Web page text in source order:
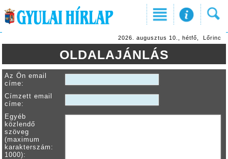
2026. augusztus 10., hétfő, Lőrinc
OLDALAJÁNLÁS
Az Ön email
címe:
Címzett email
címe:
Egyéb
közlendő
szöveg
(maximum
karakterszám:
1000):